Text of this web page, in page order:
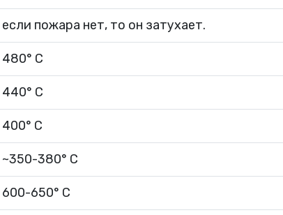
если пожара нет, то он затухает.
480° C
440° C
400° C
~350-380° C
600-650° C